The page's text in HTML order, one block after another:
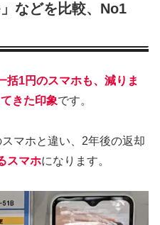
などを比較、No1
括1円のスマホも、減りま
きた印象です。
マホと違い、2年後の返却
スマホになります。